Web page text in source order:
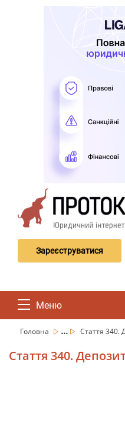
Зареєструватися
Меню
Головна ... Стаття 340.
Стаття 340.